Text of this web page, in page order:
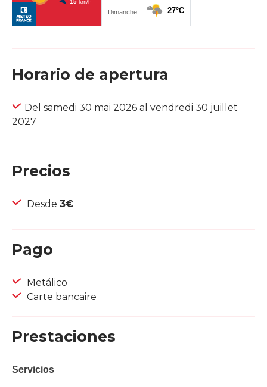
Horario de apertura
Del samedi 30 mai 2026 al vendredi 30 juillet
2027
Precios
Desde 3€
Pago
Metálico
Carte bancaire
Prestaciones
Servicios